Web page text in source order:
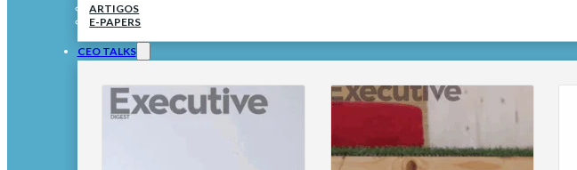
ARTIGOS
E-PAPERS
CEO TALKS